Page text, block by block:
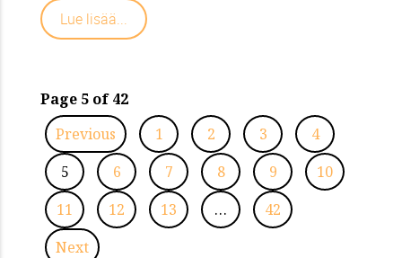
Lue lisää...
Page 5 of 42
Previous
1 2 3
4
5
6 7 8 9
10
11
12 13 …
42
Next